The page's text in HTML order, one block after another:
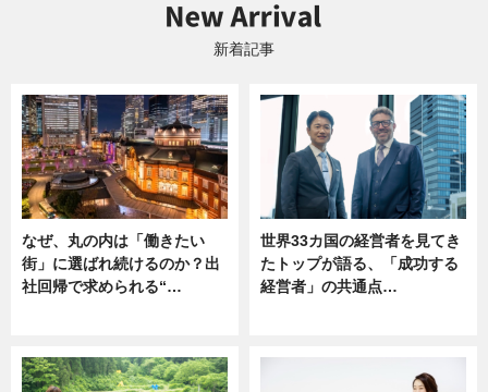
新着記事
なぜ、丸の内は「働きたい
街」に選ばれ続けるのか？出
社回帰で求められる“…
世界33カ国の経営者を見てき
たトップが語る、「成功する
経営者」の共通点…